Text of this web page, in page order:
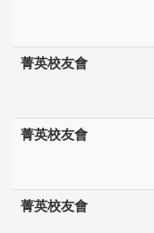
菁英校友會
菁英校友會
菁英校友會